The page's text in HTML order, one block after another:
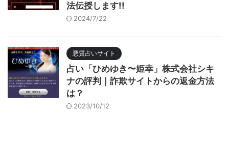
法伝授します!!
2024/7/22
悪質占いサイト
占い「ひめゆき〜姫幸」株式会社シキ
ナの評判｜詐欺サイトからの返金方法
は？
2023/10/12